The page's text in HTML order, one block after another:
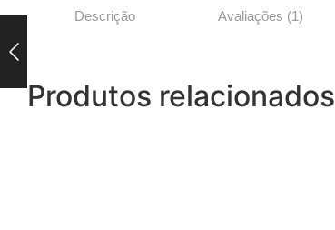
Descrição Avaliações (1)
Produtos relacionados